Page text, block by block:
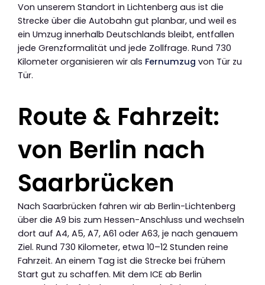
Von unserem Standort in Lichtenberg aus ist die
Strecke über die Autobahn gut planbar, und weil es
ein Umzug innerhalb Deutschlands bleibt, entfallen
jede Grenzformalität und jede Zollfrage. Rund 730
Kilometer organisieren wir als Fernumzug von Tür zu
Tür.
Route & Fahrzeit:
von Berlin nach
Saarbrücken
Nach Saarbrücken fahren wir ab Berlin-Lichtenberg
über die A9 bis zum Hessen-Anschluss und wechseln
dort auf A4, A5, A7, A61 oder A63, je nach genauem
Ziel. Rund 730 Kilometer, etwa 10–12 Stunden reine
Fahrzeit. An einem Tag ist die Strecke bei frühem
Start gut zu schaffen. Mit dem ICE ab Berlin